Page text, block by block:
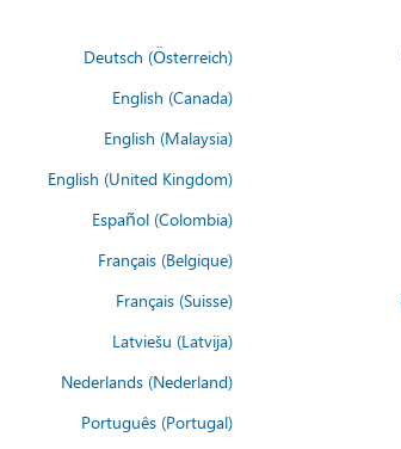
Deutsch (Österreich)
English (Canada)
English (Malaysia)
English (United Kingdom)
Español (Colombia)
Français (Belgique)
Français (Suisse)
Latviešu (Latvija)
Nederlands (Nederland)
Português (Portugal)